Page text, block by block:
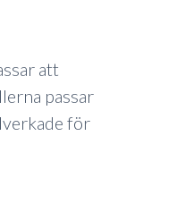
att
passar
för